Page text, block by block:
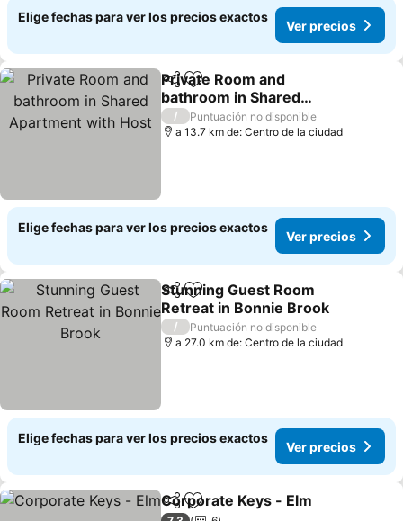
Elige fechas para ver los precios exactos
Ver precios
CompartirAgregar a favoritos
Private Room and
bathroom in Shared
Apartment with Host
/
Puntuación no disponible
a 13.7 km de: Centro de la ciudad
Elige fechas para ver los precios exactos
Ver precios
CompartirAgregar a favoritos
Stunning Guest Room
Retreat in Bonnie Brook
/
Puntuación no disponible
a 27.0 km de: Centro de la ciudad
Elige fechas para ver los precios exactos
Ver precios
CompartirAgregar a favoritos
Corporate Keys - Elm